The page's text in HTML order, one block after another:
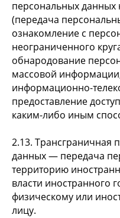
персональных данных
(передача
ознакомление с
неограниченного
обнародование
массовой
информационно-
предоставление
каким-либо иным
2.13. Трансграничная
данных — передача
территорию
власти иностранного
физическому или
лицу.